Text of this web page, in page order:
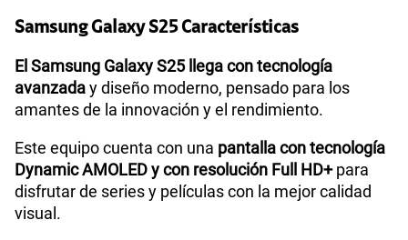
Sistema operativo Android 15
Tamaño de Pantalla 6.2"
Samsung Galaxy S25 Características
El Samsung Galaxy S25 llega con tecnología
avanzaday diseño moderno, pensado para los
amantes de la innovación y el rendimiento.
Este equipo cuenta con una pantalla con tecnología
Dynamic AMOLED y con resolución Full HD+para
disfrutar de series y películas con la mejor calidad
visual.